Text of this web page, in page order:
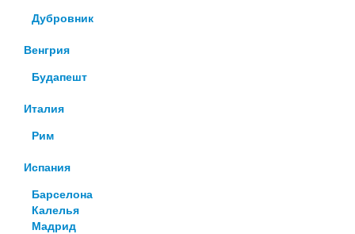
Дубровник
Венгрия
Будапешт
Италия
Рим
Испания
Барселона
Калелья
Мадрид